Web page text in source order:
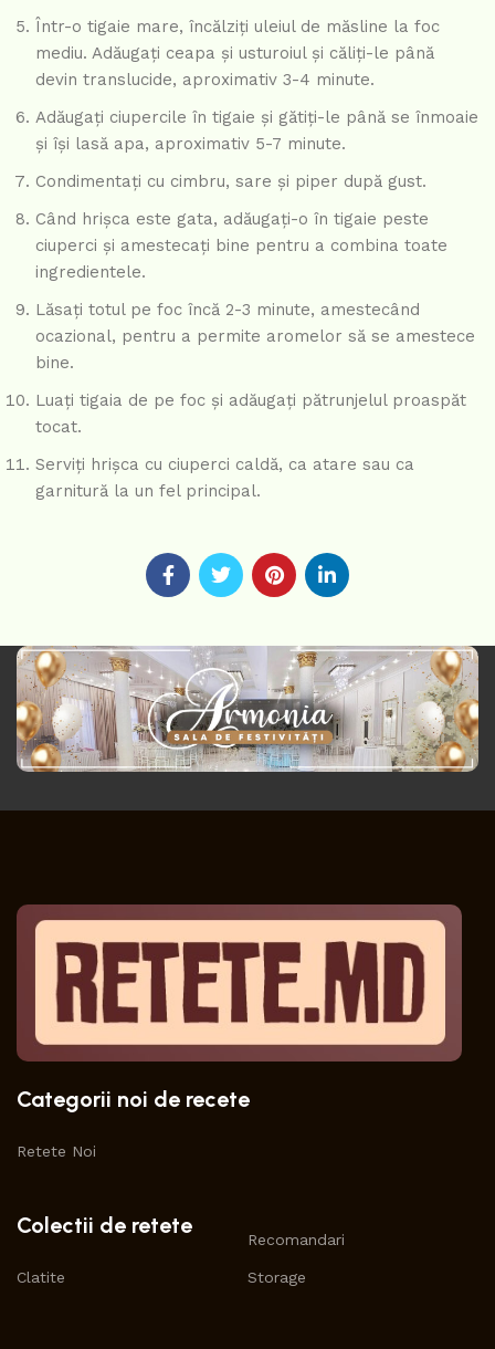
Într-o tigaie mare, încălziți uleiul de măsline la foc
mediu. Adăugați ceapa și usturoiul și căliți-le până
devin translucide, aproximativ 3-4 minute.
Adăugați ciupercile în tigaie și gătiți-le până se înmoaie
și își lasă apa, aproximativ 5-7 minute.
Condimentați cu cimbru, sare și piper după gust.
Când hrișca este gata, adăugați-o în tigaie peste
ciuperci și amestecați bine pentru a combina toate
ingredientele.
Lăsați totul pe foc încă 2-3 minute, amestecând
ocazional, pentru a permite aromelor să se amestece
bine.
Luați tigaia de pe foc și adăugați pătrunjelul proaspăt
tocat.
Serviți hrișca cu ciuperci caldă, ca atare sau ca
garnitură la un fel principal.
Categorii noi de recete
Retete Noi
Colectii de retete
Clatite
Recomandari
Storage